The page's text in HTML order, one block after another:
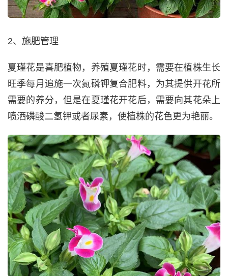
2、施肥管理
夏瑾花是喜肥植物，养殖夏瑾花时，需要在植株生长
旺季每月追施一次氮磷钾复合肥料，为其提供开花所
需要的养分，但是在夏瑾花开花后，需要向其花朵上
喷洒磷酸二氢钾或者尿素，使植株的花色更为艳丽。